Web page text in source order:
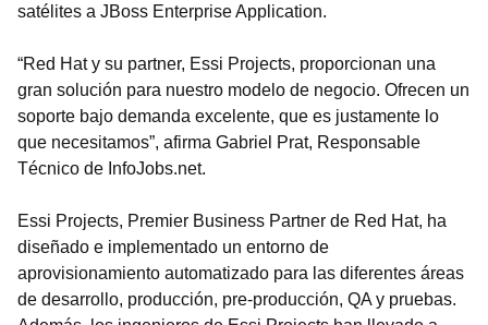
satélites a JBoss Enterprise Application.
“Red Hat y su partner, Essi Projects, proporcionan una
gran solución para nuestro modelo de negocio. Ofrecen un
soporte bajo demanda excelente, que es justamente lo
que necesitamos”, afirma Gabriel Prat, Responsable
Técnico de InfoJobs.net.
Essi Projects, Premier Business Partner de Red Hat, ha
diseñado e implementado un entorno de
aprovisionamiento automatizado para las diferentes áreas
de desarrollo, producción, pre-producción, QA y pruebas.